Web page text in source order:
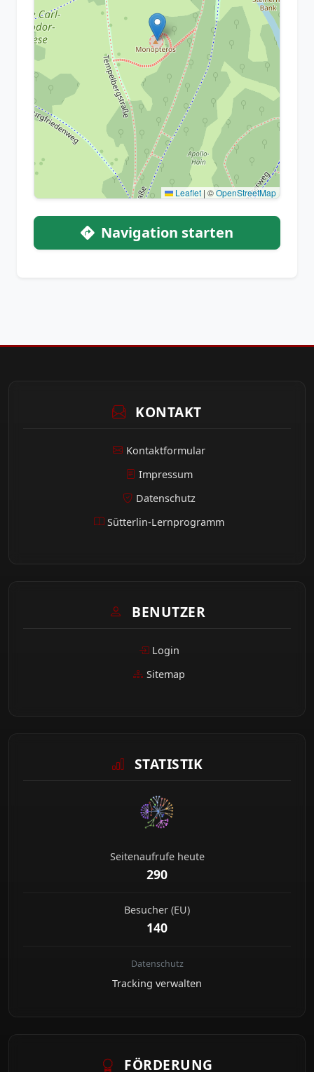
Leaflet | ©OpenStreetMap
Navigation starten
KONTAKT
Kontaktformular
Impressum
Datenschutz
Sütterlin-Lernprogramm
BENUTZER
Login
Sitemap
STATISTIK
Seitenaufrufe heute
290
Besucher (EU)
140
Datenschutz
Tracking verwalten
FÖRDERUNG